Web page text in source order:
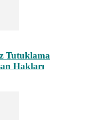
Tutuklama
Hakları